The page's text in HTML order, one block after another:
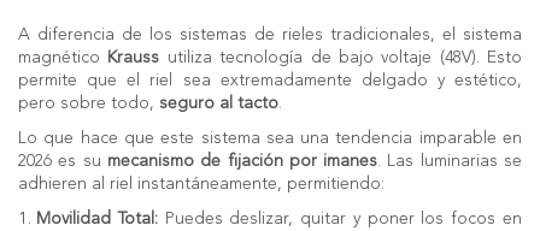
A diferencia de los sistemas de rieles tradicionales, el sistema
magnético
Krauss utiliza tecnología de bajo voltaje (48V). Esto
permite que el riel sea extremadamente delgado y estético,
pero sobre todo, seguro al tacto.
Lo que hace que este sistema sea una tendencia imparable en
2026 es su mecanismo de fijación por imanes. Las luminarias se
adhieren al riel instantáneamente, permitiendo:
Movilidad Total:Puedes deslizar, quitar y poner los focos en